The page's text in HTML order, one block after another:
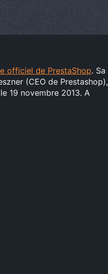
officiel de PrestaShop. Sa
(CEO de Prestashop),
19 novembre 2013. A